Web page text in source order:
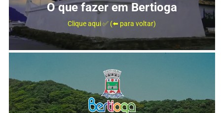
O que fazer em Bertioga
Clique aqui ✅ (⬅️ para voltar)